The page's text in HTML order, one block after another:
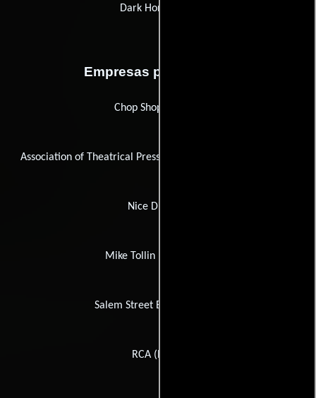
Dark Horse Indie
Empresas productoras
Chop Shop Records
Association of Theatrical Press Agents & Managers (ATPAM)
Nice Dissolve
Mike Tollin Productions
Salem Street Entertainment
RCA (BMG)